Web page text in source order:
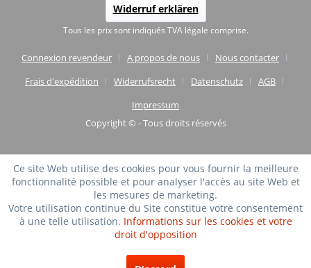
Widerruf erklären
Tous les prix sont indiqués TVA légale comprise.
Connexion revendeur A propos de nous
Nous contacter
Frais d'expédition
Widerrufsrecht Datenschutz
AGB
Impressum
Copyright © - Tous droits réservés
Ce site Web utilise des cookies pour vous fournir la meilleure
fonctionnalité possible et pour analyser l'accès au site Web et
les mesures de marketing.
Votre utilisation continue du Site constitue votre consentement
à une telle utilisation. Informations sur les cookies et votre
droit d'opposition
(4.75 / 5)